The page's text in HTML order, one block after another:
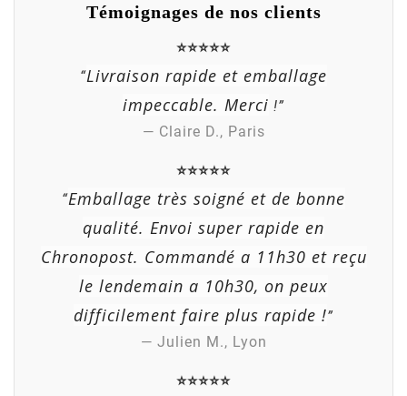
Témoignages de nos clients
⭐⭐⭐⭐⭐
“Livraison rapide et emballage
impeccable. Merci !”
— Claire D., Paris
⭐⭐⭐⭐⭐
“Emballage très soigné et de bonne
qualité. Envoi super rapide en
Chronopost. Commandé a 11h30 et reçu
le lendemain a 10h30, on peux
difficilement faire plus rapide !”
— Julien M., Lyon
⭐⭐⭐⭐⭐